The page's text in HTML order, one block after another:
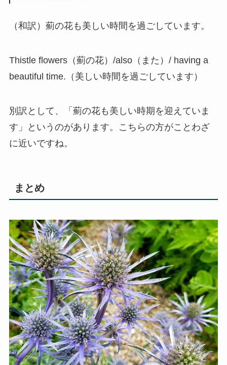
（和訳）薊の花も美しい時間を過ごしています。
Thistle flowers（薊の花）/also（また）/ having a
beautiful time.（美しい時間を過ごしています）
別訳として、「薊の花も美しい時期を迎えていま
す」というのがあります。こちらの方がことわざ
に近いですね。
まとめ